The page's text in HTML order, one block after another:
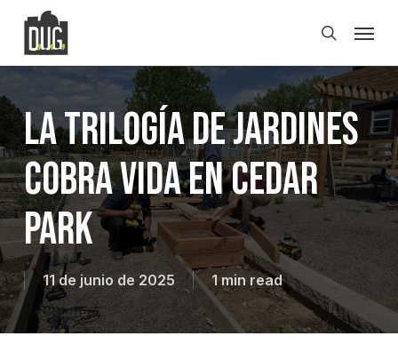
main
search
La trilogía de jardines
cobra vida en Cedar
Park
11 de junio de 2025 1 min read